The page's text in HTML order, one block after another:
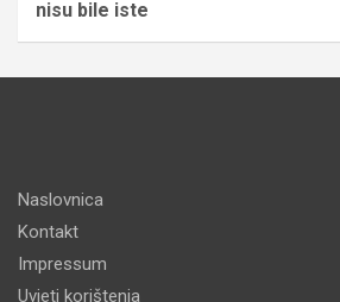
nisu bile iste
Naslovnica
Kontakt
Impressum
Uvjeti korištenja